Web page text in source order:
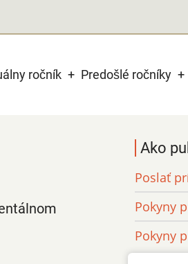
ročník Predošlé ročníky
Ako
Poslať
Pokyny
Pokyny